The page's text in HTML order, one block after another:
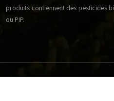
produits contiennent des pesticides
ou PIP.